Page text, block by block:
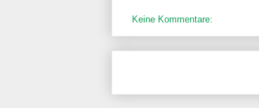
Keine Kommentare: